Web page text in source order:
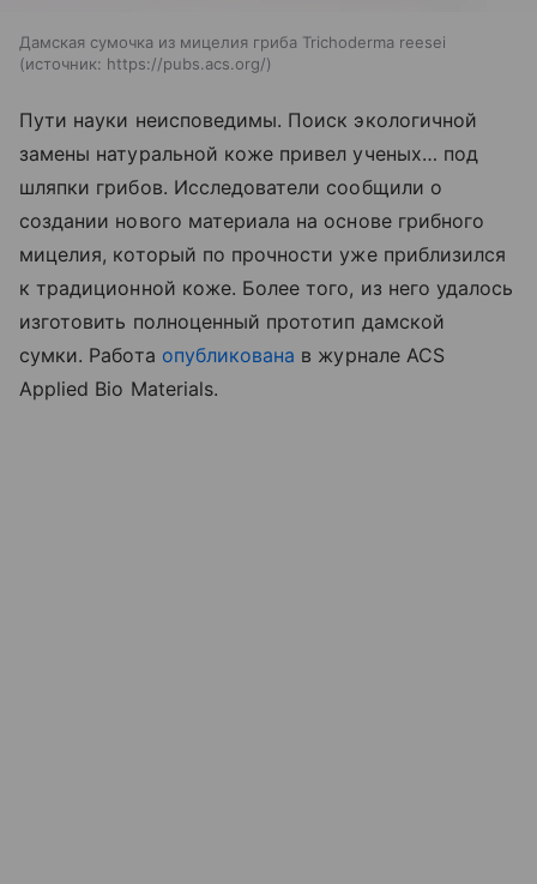
Дамская сумочка из мицелия гриба Trichoderma reesei
источник: https://pubs.acs.org/
Пути науки неисповедимы. Поиск экологичной
замены натуральной коже привел ученых… под
шляпки грибов. Исследователи сообщили о
создании нового материала на основе грибного
мицелия, который по прочности уже приблизился
к традиционной коже. Более того, из него удалось
изготовить полноценный прототип дамской
сумки. Работа опубликована в журнале ACS
Applied Bio Materials.